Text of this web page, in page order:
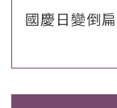
國慶日變倒